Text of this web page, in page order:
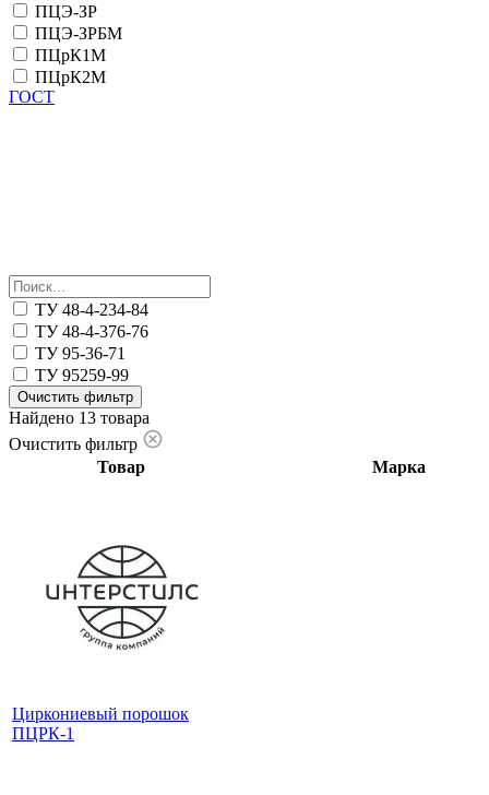
ПЦЭ-ЗР
ПЦЭ-ЗРБМ
ПЦрК1М
ПЦрК2М
ГОСТ
ТУ 48-4-234-84
ТУ 48-4-376-76
ТУ 95-36-71
ТУ 95259-99
Очистить фильтр
Найдено 13 товара
Очистить фильтр
Товар
Марка
Циркониевый порошок
ПЦРК-1